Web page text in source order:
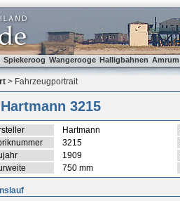
Spiekeroog Wangerooge Halligbahnen Amrum
> Fahrzeugportrait
Hartmann 3215
Hartmann
3215
1909
750 mm